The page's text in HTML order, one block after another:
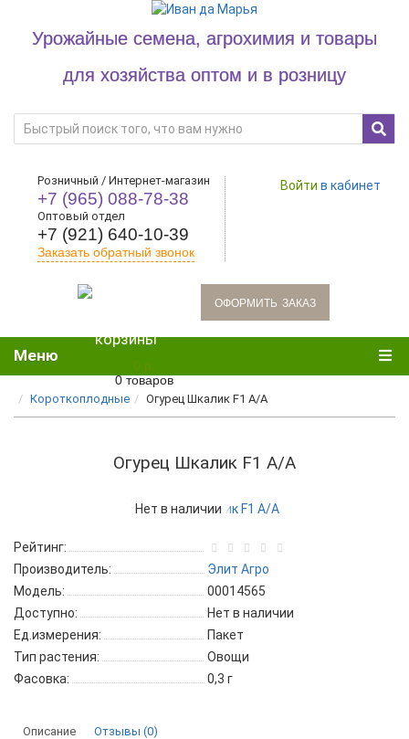
Урожайные семена, агрохимия и товары
для хозяйства оптом и в розницу
Розничный / Интернет-магазин
+7 (965) 088-78-38
Оптовый отдел
+7 (921) 640-10-39
Заказать обратный звонок
Войти в кабинет
oформить заказ
0 товаров
Меню
Короткоплодные Огурец Шкалик F1 А/А
Огурец Шкалик F1 А/А
Нет в наличии
Рейтинг:
Производитель:
Элит Агро
Модель:
00014565
Доступно:
Нет в наличии
Ед.измерения:
Пакет
Тип растения:
Овощи
Фасовка:
0,3 г
Описание Отзывы (0)